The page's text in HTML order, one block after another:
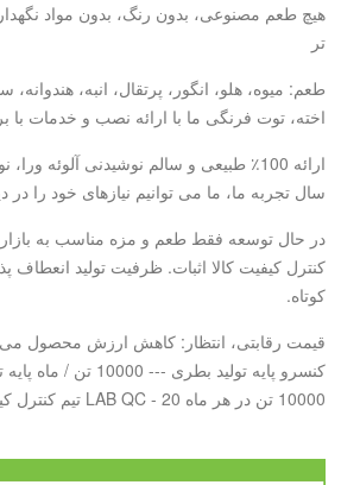
هیچ طعم مصنوعی، بدون رنگ، بدون مواد
تر
طعم: میوه، هلو، انگور، پرتقال، انبه،
اخته، توت فرنگی ما با ارائه نصب و خدمات
سال تجربه ما، ما می توانیم نیازهای خود را در
در حال توسعه فقط طعم و مزه مناسب به
کنترل کیفیت کالا اثبات. ظرفیت تولید انعطاف
کوتاه.
قیمت رقابتی، انتظار: کاهش ارزش محصول می
10000 تن در هر ماه LAB QC - 20 تیم کنترل کیفیت حرفه